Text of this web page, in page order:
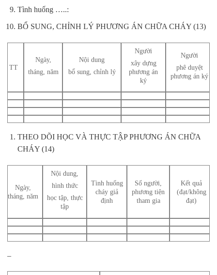
Tình huống …..:
BỔ SUNG, CHỈNH LÝ PHƯƠNG ÁN CHỮA CHÁY (13)
TT
Ngày,
tháng, năm
Nội dung
bổ sung, chỉnh lý
Người
xây dựng
phương án
ký
Người
phê duyệt
phương án ký
THEO DÕI HỌC VÀ THỰC TẬP PHƯƠNG ÁN CHỮA
CHÁY (14)
Ngày,
tháng, năm
Nội dung,
hình thức
học tập, thực
tập
Tình huống
cháy giả
định
Số người,
phương tiện
tham gia
Kết quả
(đạt/không
đạt)
–